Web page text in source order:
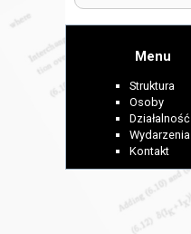
Menu
Struktura
Osoby
Działalność
Wydarzenia
Kontakt